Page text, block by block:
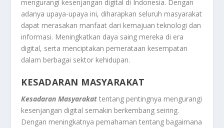
mengurangi kesenjangan digital di Indonesia. Dengan
adanya upaya-upaya ini, diharapkan seluruh masyarakat
dapat merasakan manfaat dari kemajuan teknologi dan
informasi. Meningkatkan daya saing mereka di era
digital, serta menciptakan pemerataan kesempatan
dalam berbagai sektor kehidupan.
KESADARAN MASYARAKAT
Kesadaran Masyarakat tentang pentingnya mengurangi
kesenjangan digital semakin berkembang seiring.
Dengan meningkatnya pemahaman tentang bagaimana